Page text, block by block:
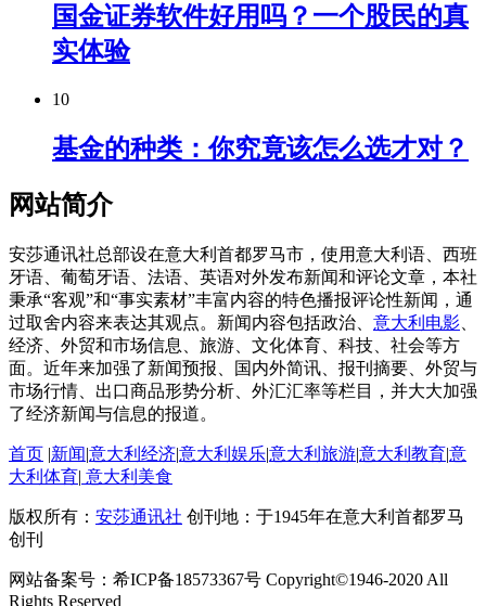
国金证券软件好用吗？一个股民的真
实体验
10
基金的种类：你究竟该怎么选才对？
网站简介
安莎通讯社总部设在意大利首都罗马市，使用意大利语、西班
牙语、葡萄牙语、法语、英语对外发布新闻和评论文章，本社
秉承“客观”和“事实素材”丰富内容的特色播报评论性新闻，通
过取舍内容来表达其观点。新闻内容包括政治、 意大利电影
经济、外贸和市场信息、旅游、文化体育、科技、社会等方
面。近年来加强了新闻预报、国内外简讯、报刊摘要、外贸与
市场行情、出口商品形势分析、外汇汇率等栏目，并大大加强
了经济新闻与信息的报道。
首页 |新闻|意大利经济|意大利娱乐|意大利旅游|意大利教育|意
大利体育| 意大利美食
版权所有： 安莎通讯社 创刊地：于1945年在意大利首都罗马
创刊
网站备案号：希ICP备18573367号 Copyright©1946-2020 All
Rights Reserved